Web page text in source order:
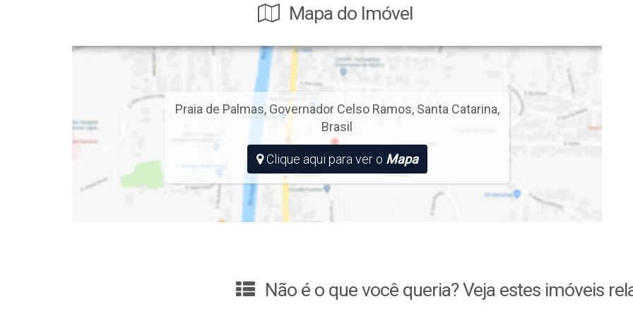
Mapa do Imóvel
Praia de Palmas, Governador Celso Ramos, Santa Catarina,
Brasil
Clique aqui para ver o Mapa
Não é o que você queria? Veja estes imóveis